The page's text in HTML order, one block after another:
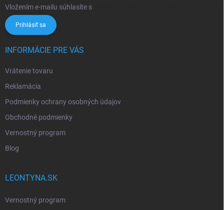
Vložením e-mailu súhlasíte s
Prihlásiť sa
INFORMÁCIE PRE VÁS
Vrátenie tovaru
Reklamácia
Podmienky ochrany osobných údajov
Obchodné podmienky
Vernostný program
Blog
LEONTYNA.SK
Vernostný program